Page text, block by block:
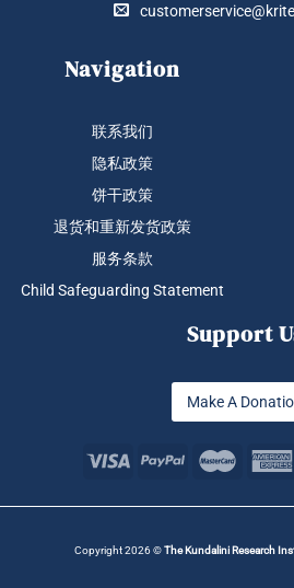
Navigation
联系我们
隐私政策
饼干政策
退货和重新发货政策
服务条款
Child Safeguarding Statement
Support
Make A
Copyright 2026 ©The Kundalini Research